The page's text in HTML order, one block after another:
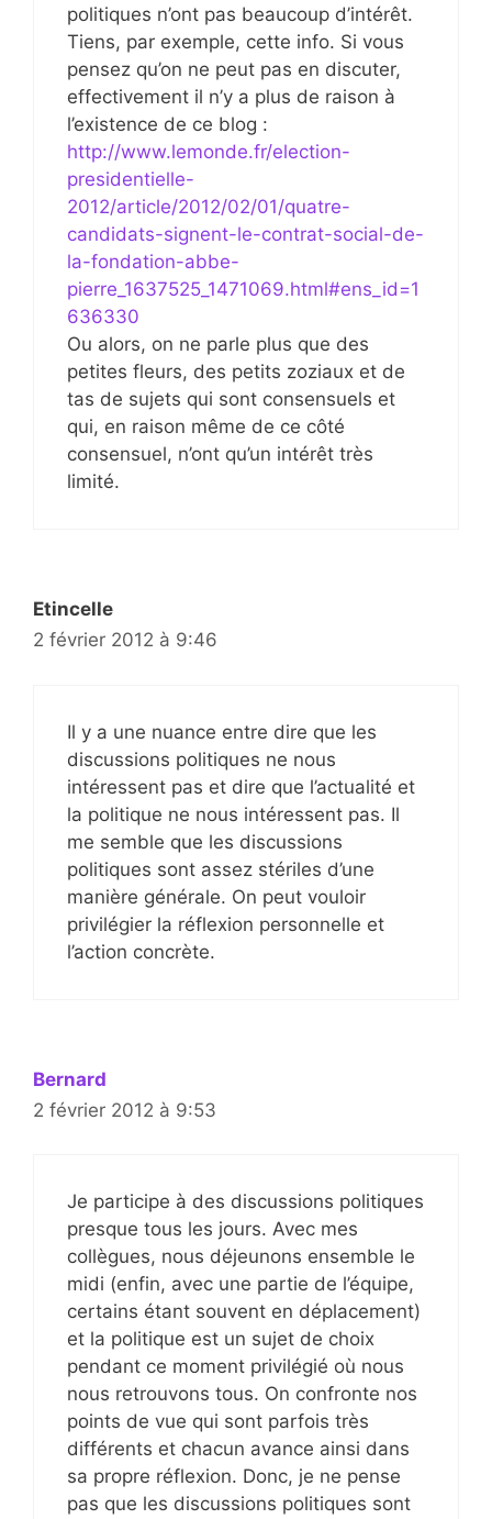
politiques n’ont pas beaucoup d’intérêt.
Tiens, par exemple, cette info. Si vous
pensez qu’on ne peut pas en discuter,
effectivement il n’y a plus de raison à
l’existence de ce blog :
http://www.lemonde.fr/election-
presidentielle-
2012/article/2012/02/01/quatre-
candidats-signent-le-contrat-social-de-
la-fondation-abbe-
pierre_1637525_1471069.html#ens_id=1
636330
Ou alors, on ne parle plus que des
petites fleurs, des petits zoziaux et de
tas de sujets qui sont consensuels et
qui, en raison même de ce côté
consensuel, n’ont qu’un intérêt très
limité.
Etincelle
2 février 2012 à 9:46
Il y a une nuance entre dire que les
discussions politiques ne nous
intéressent pas et dire que l’actualité et
la politique ne nous intéressent pas. Il
me semble que les discussions
politiques sont assez stériles d’une
manière générale. On peut vouloir
privilégier la réflexion personnelle et
l’action concrète.
Bernard
2 février 2012 à 9:53
Je participe à des discussions politiques
presque tous les jours. Avec mes
collègues, nous déjeunons ensemble le
midi (enfin, avec une partie de l’équipe,
certains étant souvent en déplacement)
et la politique est un sujet de choix
pendant ce moment privilégié où nous
nous retrouvons tous. On confronte nos
points de vue qui sont parfois très
différents et chacun avance ainsi dans
sa propre réflexion. Donc, je ne pense
pas que les discussions politiques sont